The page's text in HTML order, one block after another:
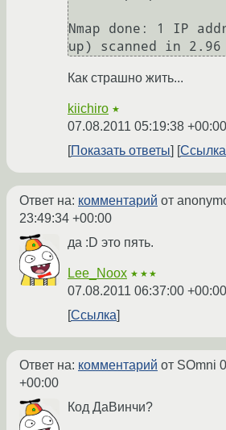
Nmap done: 1 IP
up) scanned in 2.96
Как страшно жить...
kiichiro ★
07.08.2011 05:19:38 +00:00
Показать ответы
Ссылка
Ответ на: комментарий от
23:49:34 +00:00
да :D это пять.
Lee_Noox ★★★
07.08.2011 06:37:00 +00:00
Ссылка
Ответ на: комментарий от SOmni
+00:00
Код ДаВинчи?